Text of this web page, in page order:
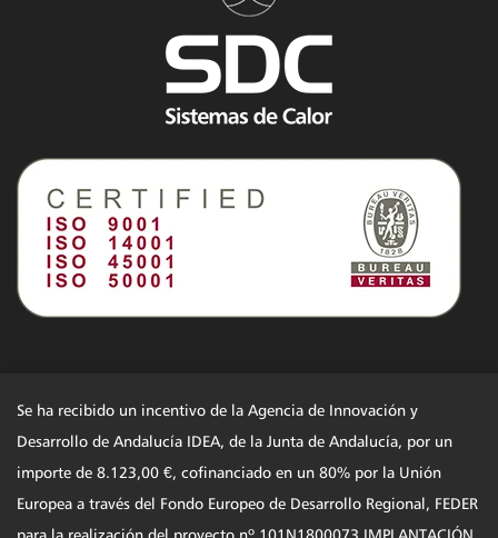
Se ha recibido un incentivo de la Agencia de Innovación y
Desarrollo de Andalucía IDEA, de la Junta de Andalucía, por un
importe de 8.123,00 €, cofinanciado en un 80% por la Unión
Europea a través del Fondo Europeo de Desarrollo Regional, FEDER